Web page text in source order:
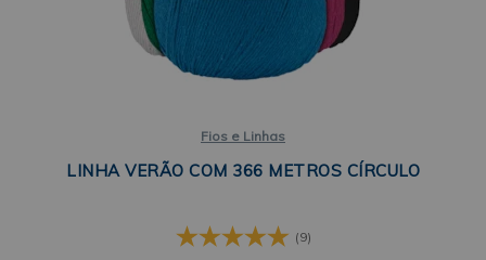
Fios e Linhas
LINHA VERÃO COM 366 METROS CÍRCULO
(9)